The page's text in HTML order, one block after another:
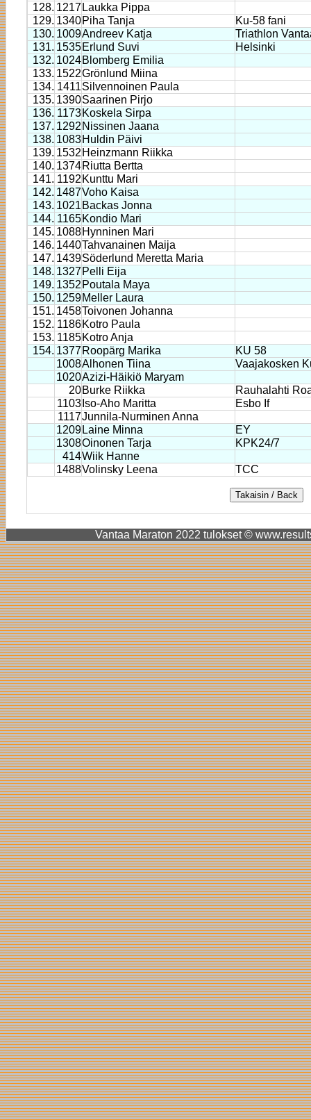
128. 1217 Laukka Pippa
129. 1340Piha Tanja
Ku-58 fani
130. 1009Andreev Katja
Triathlon
131. 1535Erlund Suvi
Helsinki
132. 1024Blomberg Emilia
133. 1522Grönlund Miina
134. 1411Silvennoinen Paula
135. 1390Saarinen Pirjo
136. 1173Koskela Sirpa
137. 1292 Nissinen Jaana
138. 1083Huldin Päivi
139. 1532 Heinzmann Riikka
140. 1374Riutta Bertta
141. 1192 Kunttu Mari
142. 1487Voho Kaisa
143. 1021 Backas Jonna
144. 1165Kondio Mari
145. 1088Hynninen Mari
146. 1440Tahvanainen Maija
147. 1439Söderlund Meretta Maria
148. 1327Pelli Eija
149. 1352 Poutala Maya
150. 1259Meller Laura
151. 1458Toivonen Johanna
152. 1186Kotro Paula
153. 1185Kotro Anja
154. 1377Roopärg Marika
KU 58
1008Alhonen Tiina
Vaajakosken
1020Azizi-Häikiö Maryam
20Burke Riikka
Rauhalahti
1103 Iso-Aho Maritta
Esbo If
1117Junnila-Nurminen Anna
1209 Laine Minna
EY
1308Oinonen Tarja
KPK24/7
414Wiik Hanne
1488Volinsky Leena TCC
Vantaa Maraton 2022 tulokset ©